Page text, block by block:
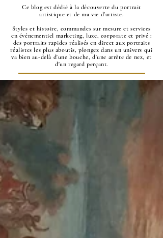
Ce blog est dédié à la découverte du portrait
artistique et de ma vie d'artiste.
Styles et histoire, commandes sur mesure et services
en événementiel marketing, luxe, corporate et privé :
des portraits rapides réalisés en direct aux portraits
réalistes les plus aboutis, plongez dans un univers qui
va bien au-delà d'une bouche, d'une arrête de nez, et
d'un regard perçant.